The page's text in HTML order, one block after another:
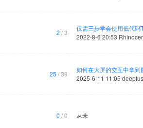
2 / 3
仅需三步学会使用低代码
2022-8-6 20:53
25 / 39
如何在大屏的交互中拿到
2025-6-11 11:05
0 / 0 从未